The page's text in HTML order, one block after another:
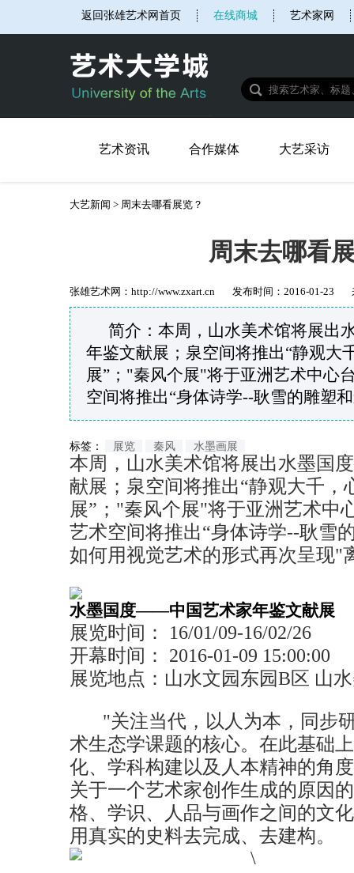
返回张雄艺术网首页 在线商城 艺术家网
艺术资讯 合作媒体 大艺采访
大艺新闻 > 周末去哪看展览？
周末去哪看
张雄艺术网： http://www.zxart.cn 发布时间： 2016-01-23
简介：本周，山水美术馆将展
年鉴文献展；泉空间将推出“静观
展”；"秦风个展"将于亚洲艺术中心
空间将推出“身体诗学--耿雪的雕塑
标签： 展览 秦风 水墨画展
本周，山水美术馆将展出水墨国
献展；泉空间将推出“静观大千
展”；"秦风个展"将于亚洲艺术中
艺术空间将推出“身体诗学--耿雪
如何用视觉艺术的形式再次呈现"
水墨国度——中国艺术家年鉴文献展
展览时间： 16/01/09-16/02/26
开幕时间： 2016-01-09 15:00:00
展览地点：山水文园东园B区 山
"关注当代，以人为本，同步
术生态学课题的核心。在此基础
化、学科构建以及人本精神的角
关于一个艺术家创作生成的原因
格、学识、人品与画作之间的文
用真实的史料去完成、去建构。